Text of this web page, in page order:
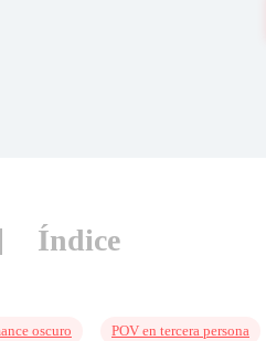
Índice
oscuro POV en tercera persona